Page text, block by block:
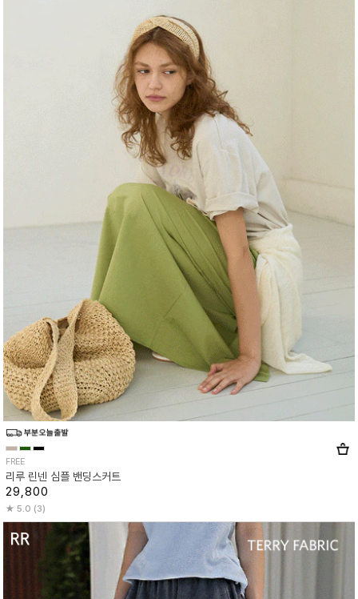
FREE
리루 린넨 심플 밴딩스커트
29,800
5.0 (3)